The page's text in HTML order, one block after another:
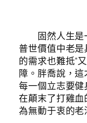
固然人生是一
普世價值中老
的需求也難抵“
障。胖喬說，
每一個立志要健
在顛末了打雞
為無動于衷的老